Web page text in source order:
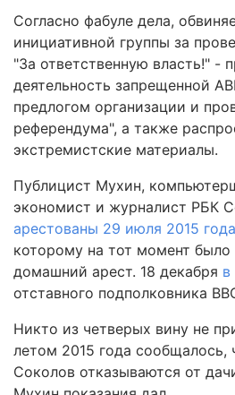
Согласно фабуле дела,
инициативной группы за
"За ответственную власть!" -
деятельность запрещенной
предлогом организации и
референдума", а также
экстремистские материалы.
Публицист Мухин,
экономист и журналист РБК
арестованы 29 июля 2015 года
которому на тот момент было
домашний арест. 18 декабря
отставного подполковника
Никто из четверых вину не
летом 2015 года сообщалось,
Соколов отказываются от